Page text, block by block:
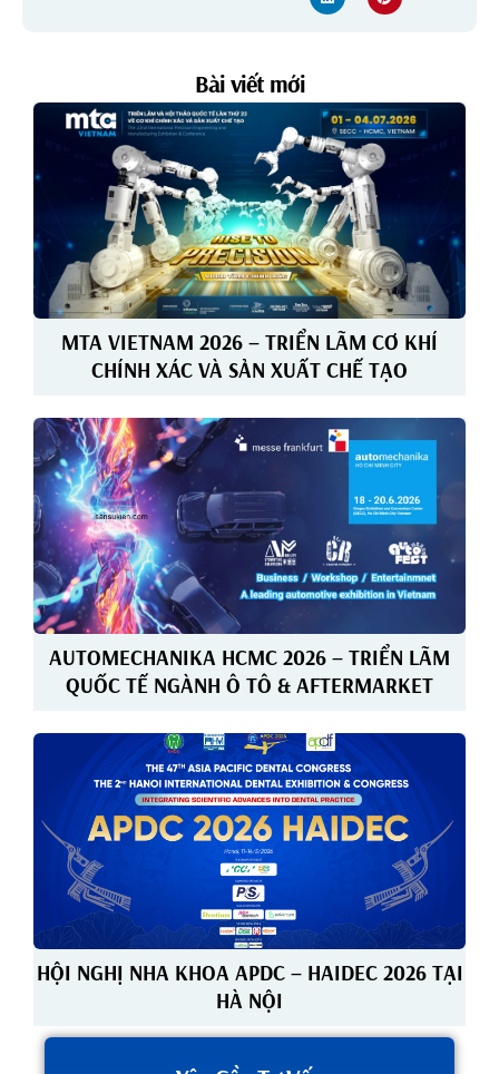
Bài viết mới
MTA VIETNAM 2026 – TRIỂN LÃM CƠ KHÍ
CHÍNH XÁC VÀ SẢN XUẤT CHẾ TẠO
AUTOMECHANIKA HCMC 2026 – TRIỂN LÃM
QUỐC TẾ NGÀNH Ô TÔ & AFTERMARKET
HỘI NGHỊ NHA KHOA APDC – HAIDEC 2026 TẠI
HÀ NỘI